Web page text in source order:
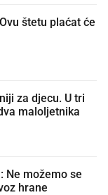
štetu plaćat će
za djecu. U tri
maloljetnika
Ne možemo se
hrane